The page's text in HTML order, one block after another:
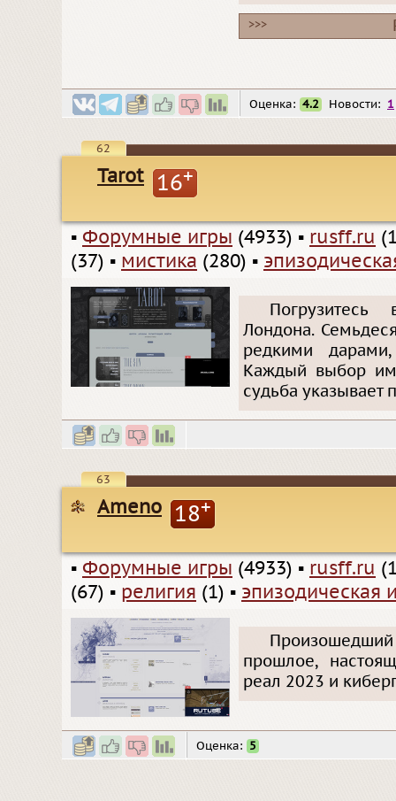
>>>
Оценка: 4.2 Новости: 1
62
Tarot 16+
▪ Форумные игры (4933) ▪ rusff.ru
(37) ▪ мистика (280) ▪
Лондона.
редкими
Каждый выбор
судьба указывает
63
Ameno 18+
▪ Форумные игры (4933) ▪ rusff.ru
(67) ▪ религия (1) ▪ эпизодическая
прошлое,
реал 2023 и
Оценка: 5